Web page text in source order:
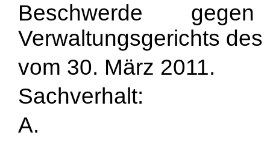
Beschwerde
Verwaltungsgerichts
vom 30. März 2011.
Sachverhalt:
A.